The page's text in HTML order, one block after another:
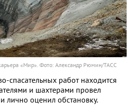
«Мир». Фото: Александр Рюмин/ТАСС
спасательных работ находится
и шахтерами провел
лично оценил обстановку.